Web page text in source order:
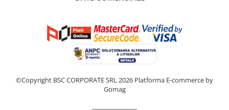
©Copyright BSC CORPORATE SRL 2026 Platforma E-commerce by
Gomag